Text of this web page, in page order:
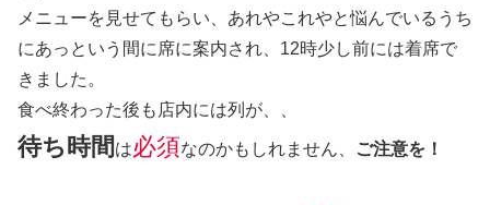
メニューを見せてもらい、あれやこれやと悩んでいるうち
にあっという間に席に案内され、12時少し前には着席で
きました。
食べ終わった後も店内には列が、、
待ち時間 は必須なのかもしれません、 ご注意を！